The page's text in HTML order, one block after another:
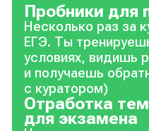
Пробники для
Несколько раз за
ЕГЭ. Ты
условиях, видишь
и получаешь
с куратором)
Отработка
для экзамена